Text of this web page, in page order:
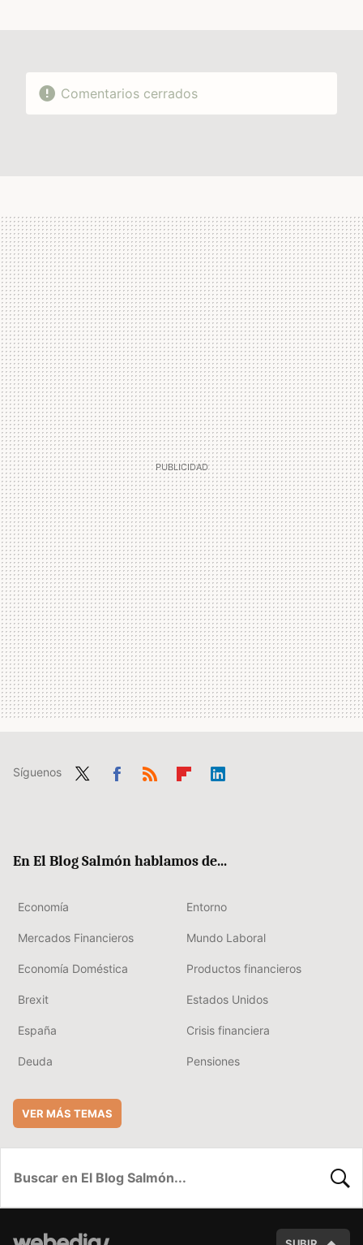
Comentarios cerrados
Síguenos
En El Blog Salmón hablamos de...
Economía Entorno
Mercados Financieros Mundo Laboral
Economía Doméstica Productos financieros
Brexit Estados Unidos
España Crisis financiera
Deuda Pensiones
VER MÁS TEMAS